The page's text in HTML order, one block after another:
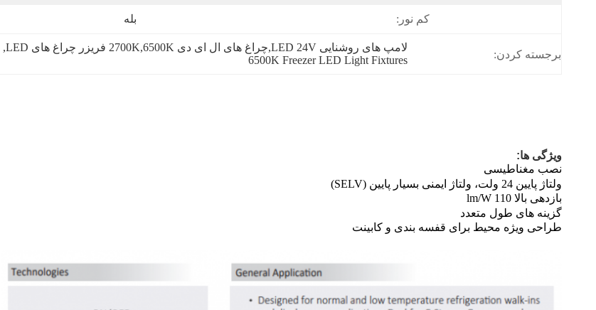
کم نور: بله
برجسته کردن:
لامپ های روشنایی LED 24V,چراغ های ال ای دی 2700K,6500K فریزر چراغ های LED ,
6500K Freezer LED Light Fixtures
ویژگی ها:
نصب مغناطیسی
ولتاژ پایین 24 ولت، ولتاژ ایمنی بسیار پایین (SELV)
بازدهی بالا 110 lm/W
گزینه های طول متعدد
طراحی ویژه محیط برای قفسه بندی و کابینت